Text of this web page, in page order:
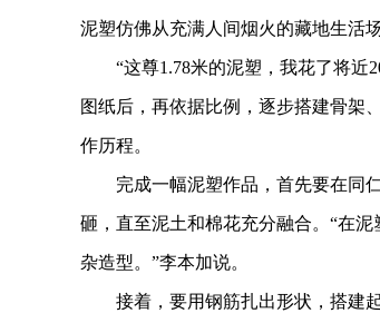
泥塑仿佛从充满人间烟火的藏地生活
“这尊1.78米的泥塑，我花了将近
图纸后，再依据比例，逐步搭建骨架
作历程。
完成一幅泥塑作品，首先要在同仁
砸，直至泥土和棉花充分融合。“在
杂造型。”李本加说。
接着，要用钢筋扎出形状，搭建起